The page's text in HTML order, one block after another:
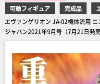
可動フィギュア
完成品
エヴァンゲリオン JA-02機体流用
ジャパン2021年9月号（7月21日発売